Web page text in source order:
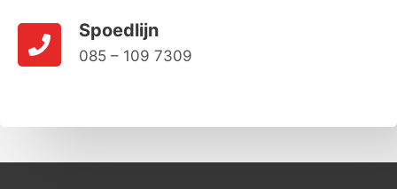
Spoedlijn
085 – 109 7309